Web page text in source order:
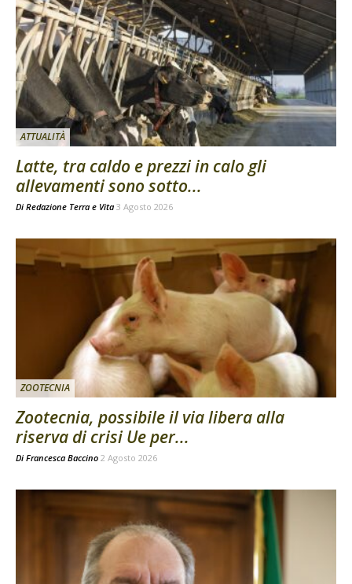
ATTUALITÀ
Latte, tra caldo e prezzi in calo gli
allevamenti sono sotto...
Di Redazione Terra e Vita 3 Agosto 2026
ZOOTECNIA
Zootecnia, possibile il via libera alla
riserva di crisi Ue per...
Di Francesca Baccino 2 Agosto 2026